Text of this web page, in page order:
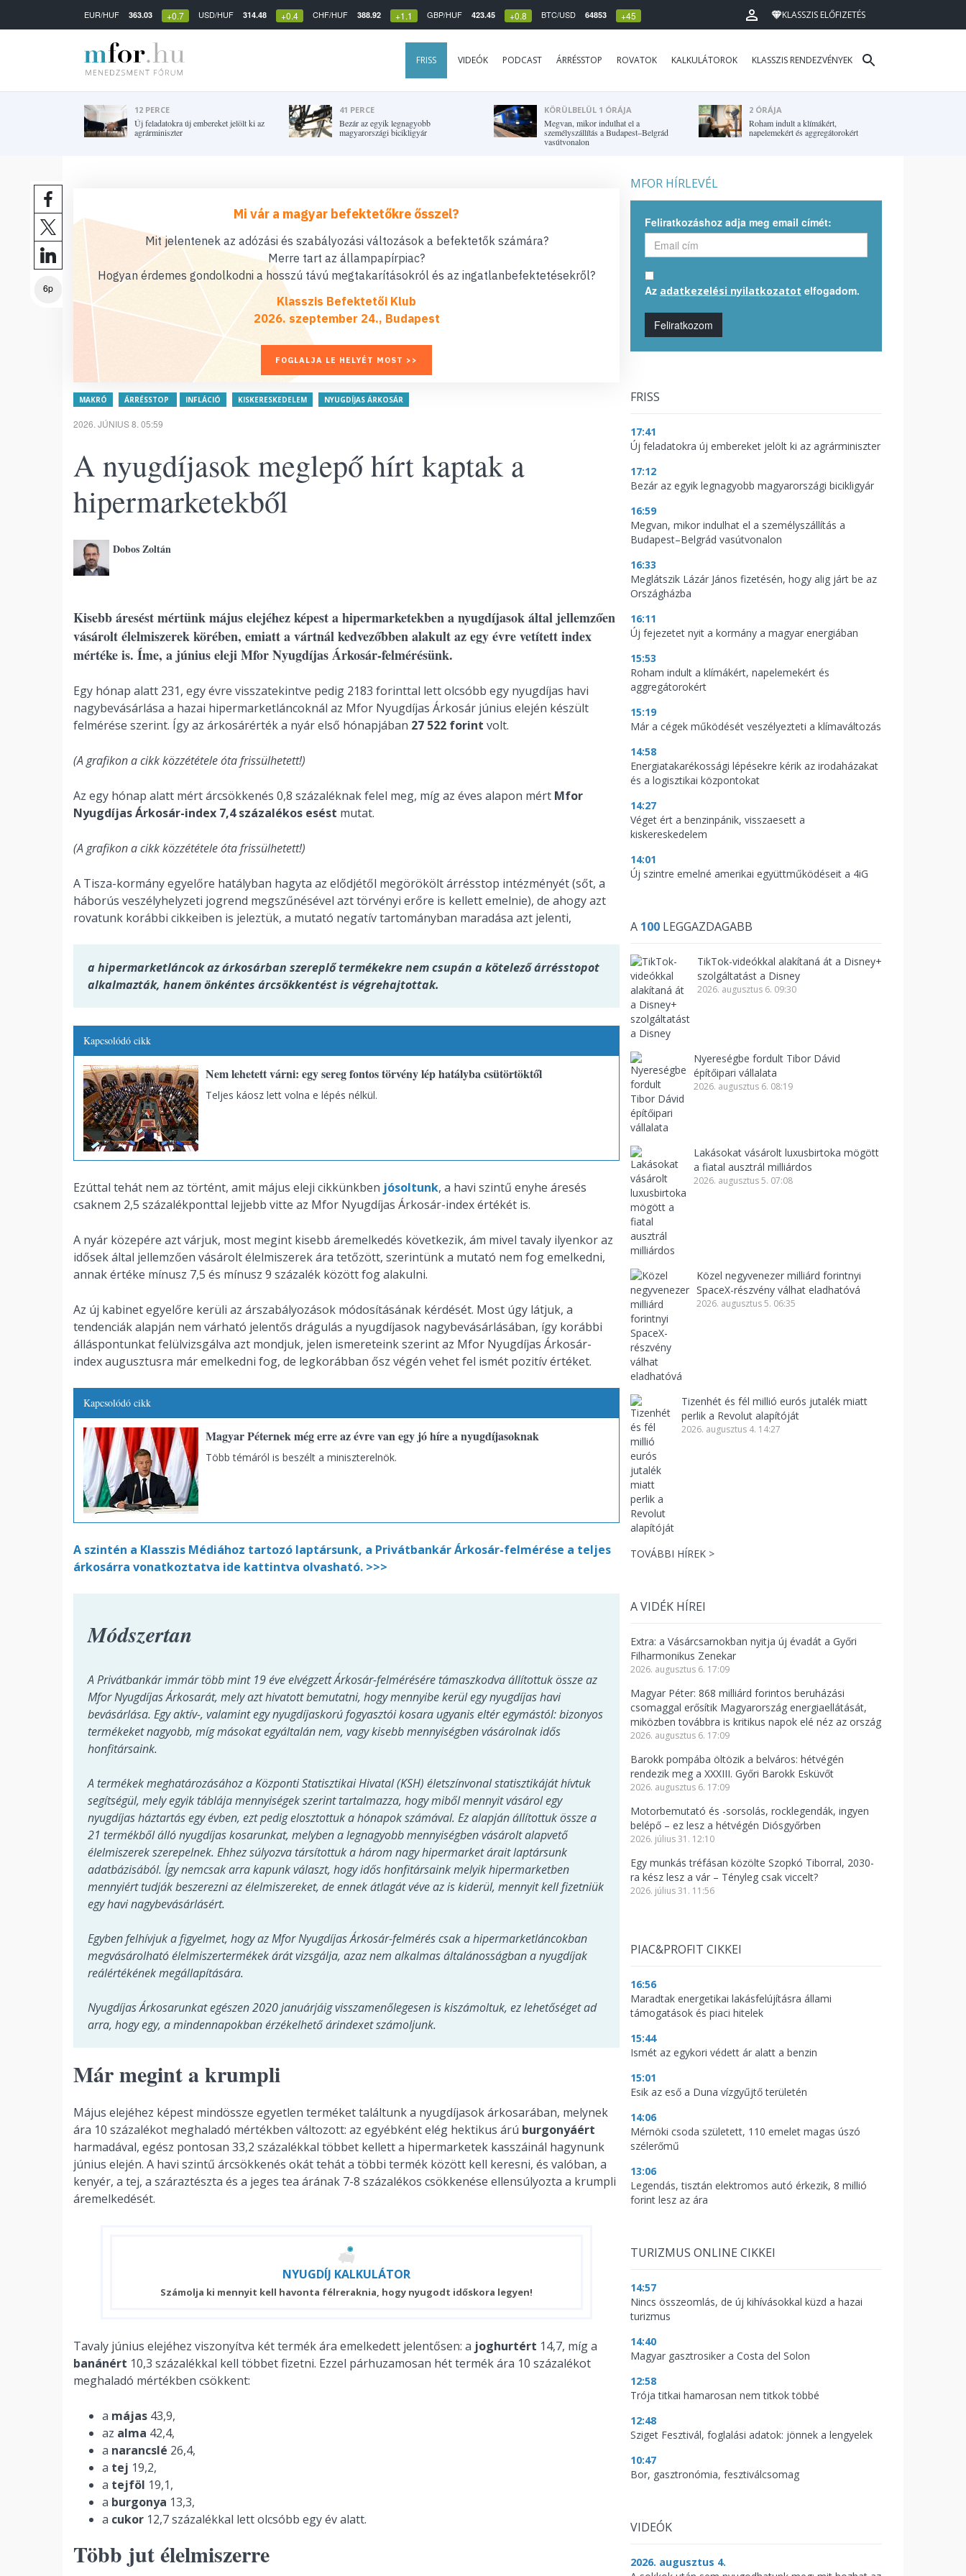
EUR/HUF 363.03 +0.7 USD/HUF 314.48 +0.4 CHF/HUF 388.92 +1.1 GBP/HUF 423.45 +0.8 BTC/USD 64853 +45 KLASSZIS ELŐFIZETÉS
FRISS VIDEÓK PODCAST ÁRRÉSSTOP ROVATOK KALKULÁTOROK KLASSZIS RENDEZVÉNYEK
12 PERCE
Új feladatokra új embereket jelölt ki az
agrárminiszter
41 PERCE
Bezár az egyik legnagyobb
magyarországi bicikligyár
KÖRÜLBELÜL 1 ÓRÁJA
Megvan, mikor indulhat el a
személyszállítás a Budapest–Belgrád
vasútvonalon
2 ÓRÁJA
Roham indult a klímákért,
napelemekért és aggregátorokért
6p
Mi vár a magyar befektetőkre ősszel?
Mit jelentenek az adózási és szabályozási változások a befektetők számára?
Merre tart az állampapírpiac?
Hogyan érdemes gondolkodni a hosszú távú megtakarításokról és az ingatlanbefektetésekről?
Klasszis Befektetői Klub
2026. szeptember 24., Budapest
FOGLALJA LE HELYÉT MOST >>
MAKRÓ ÁRRÉSSTOP INFLÁCIÓ KISKERESKEDELEM NYUGDÍJAS ÁRKOSÁR
2026. JÚNIUS 8. 05:59
A nyugdíjasok meglepő hírt kaptak a
hipermarketekből
Dobos Zoltán
Kisebb áresést mértünk május elejéhez képest a hipermarketekben a nyugdíjasok által jellemzően
vásárolt élelmiszerek körében, emiatt a vártnál kedvezőbben alakult az egy évre vetített index
mértéke is. Íme, a június eleji Mfor Nyugdíjas Árkosár-felmérésünk.
Egy hónap alatt 231, egy évre visszatekintve pedig 2183 forinttal lett olcsóbb egy nyugdíjas havi
nagybevásárlása a hazai hipermarketláncoknál az Mfor Nyugdíjas Árkosár június elején készült
felmérése szerint. Így az árkosárérték a nyár első hónapjában 27 522 forint volt.
(A grafikon a cikk közzététele óta frissülhetett!)
Az egy hónap alatt mért árcsökkenés 0,8 százaléknak felel meg, míg az éves alapon mért Mfor
Nyugdíjas Árkosár-index 7,4 százalékos esést mutat.
(A grafikon a cikk közzététele óta frissülhetett!)
A Tisza-kormány egyelőre hatályban hagyta az elődjétől megörökölt árrésstop intézményét (sőt, a
háborús veszélyhelyzeti jogrend megszűnésével azt törvényi erőre is kellett emelnie), de ahogy azt
rovatunk korábbi cikkeiben is jeleztük, a mutató negatív tartományban maradása azt jelenti,
a hipermarketláncok az árkosárban szereplő termékekre nem csupán a kötelező árrésstopot
alkalmazták, hanem önkéntes árcsökkentést is végrehajtottak.
Kapcsolódó cikk
Nem lehetett várni: egy sereg fontos törvény lép hatályba csütörtöktől
Teljes káosz lett volna e lépés nélkül.
Ezúttal tehát nem az történt, amit május eleji cikkünkben jósoltunk, a havi szintű enyhe áresés
csaknem 2,5 százalékponttal lejjebb vitte az Mfor Nyugdíjas Árkosár-index értékét is.
A nyár közepére azt várjuk, most megint kisebb áremelkedés következik, ám mivel tavaly ilyenkor az
idősek által jellemzően vásárolt élelmiszerek ára tetőzött, szerintünk a mutató nem fog emelkedni,
annak értéke mínusz 7,5 és mínusz 9 százalék között fog alakulni.
Az új kabinet egyelőre kerüli az árszabályozások módosításának kérdését. Most úgy látjuk, a
tendenciák alapján nem várható jelentős drágulás a nyugdíjasok nagybevásárlásában, így korábbi
álláspontunkat felülvizsgálva azt mondjuk, jelen ismereteink szerint az Mfor Nyugdíjas Árkosár-
index augusztusra már emelkedni fog, de legkorábban ősz végén vehet fel ismét pozitív értéket.
Kapcsolódó cikk
Magyar Péternek még erre az évre van egy jó híre a nyugdíjasoknak
Több témáról is beszélt a miniszterelnök.
A szintén a Klasszis Médiához tartozó laptársunk, a Privátbankár Árkosár-felmérése a teljes
árkosárra vonatkoztatva ide kattintva olvasható. >>>
Módszertan
A Privátbankár immár több mint 19 éve elvégzett Árkosár-felmérésére támaszkodva állítottuk össze az
Mfor Nyugdíjas Árkosarát, mely azt hivatott bemutatni, hogy mennyibe kerül egy nyugdíjas havi
bevásárlása. Egy aktív-, valamint egy nyugdíjaskorú fogyasztói kosara ugyanis eltér egymástól: bizonyos
termékeket nagyobb, míg másokat egyáltalán nem, vagy kisebb mennyiségben vásárolnak idős
honfitársaink.
A termékek meghatározásához a Központi Statisztikai Hivatal (KSH) életszínvonal statisztikáját hívtuk
segítségül, mely egyik táblája mennyiségek szerint tartalmazza, hogy miből mennyit vásárol egy
nyugdíjas háztartás egy évben, ezt pedig elosztottuk a hónapok számával. Ez alapján állítottuk össze a
21 termékből álló nyugdíjas kosarunkat, melyben a legnagyobb mennyiségben vásárolt alapvető
élelmiszerek szerepelnek. Ehhez súlyozva társítottuk a három nagy hipermarket árait laptársunk
adatbázisából. Így nemcsak arra kapunk választ, hogy idős honfitársaink melyik hipermarketben
mennyiért tudják beszerezni az élelmiszereket, de ennek átlagát véve az is kiderül, mennyit kell fizetniük
egy havi nagybevásárlásért.
Egyben felhívjuk a figyelmet, hogy az Mfor Nyugdíjas Árkosár-felmérés csak a hipermarketláncokban
megvásárolható élelmiszertermékek árát vizsgálja, azaz nem alkalmas általánosságban a nyugdíjak
reálértékének megállapítására.
Nyugdíjas Árkosarunkat egészen 2020 januárjáig visszamenőlegesen is kiszámoltuk, ez lehetőséget ad
arra, hogy egy, a mindennapokban érzékelhető árindexet számoljunk.
Már megint a krumpli
Május elejéhez képest mindössze egyetlen terméket találtunk a nyugdíjasok árkosarában, melynek
ára 10 százalékot meghaladó mértékben változott: az egyébként elég hektikus árú burgonyáért
harmadával, egész pontosan 33,2 százalékkal többet kellett a hipermarketek kasszáinál hagynunk
június elején. A havi szintű árcsökkenés okát tehát a többi termék között kell keresni, és valóban, a
kenyér, a tej, a száraztészta és a jeges tea árának 7-8 százalékos csökkenése ellensúlyozta a krumpli
áremelkedését.
NYUGDÍJ KALKULÁTOR
Számolja ki mennyit kell havonta félreraknia, hogy nyugodt időskora legyen!
Tavaly június elejéhez viszonyítva két termék ára emelkedett jelentősen: a joghurtért 14,7, míg a
banánért 10,3 százalékkal kell többet fizetni. Ezzel párhuzamosan hét termék ára 10 százalékot
meghaladó mértékben csökkent:
a májas 43,9,
az alma 42,4,
a narancslé 26,4,
a tej 19,2,
a tejföl 19,1,
a burgonya 13,3,
a cukor 12,7 százalékkal lett olcsóbb egy év alatt.
Több jut élelmiszerre
MFOR HÍRLEVÉL
Feliratkozáshoz adja meg email címét:
Az adatkezelési nyilatkozatot elfogadom.
Feliratkozom
FRISS
17:41
Új feladatokra új embereket jelölt ki az agrárminiszter
17:12
Bezár az egyik legnagyobb magyarországi bicikligyár
16:59
Megvan, mikor indulhat el a személyszállítás a
Budapest–Belgrád vasútvonalon
16:33
Meglátszik Lázár János fizetésén, hogy alig járt be az
Országházba
16:11
Új fejezetet nyit a kormány a magyar energiában
15:53
Roham indult a klímákért, napelemekért és
aggregátorokért
15:19
Már a cégek működését veszélyezteti a klímaváltozás
14:58
Energiatakarékossági lépésekre kérik az irodaházakat
és a logisztikai központokat
14:27
Véget ért a benzinpánik, visszaesett a
kiskereskedelem
14:01
Új szintre emelné amerikai együttműködéseit a 4iG
A 100 LEGGAZDAGABB
TikTok-videókkal alakítaná át a Disney+
szolgáltatást a Disney
2026. augusztus 6. 09:30
Nyereségbe fordult Tibor Dávid
építőipari vállalata
2026. augusztus 6. 08:19
Lakásokat vásárolt luxusbirtoka mögött
a fiatal ausztrál milliárdos
2026. augusztus 5. 07:08
Közel negyvenezer milliárd forintnyi
SpaceX-részvény válhat eladhatóvá
2026. augusztus 5. 06:35
Tizenhét és fél millió eurós jutalék miatt
perlik a Revolut alapítóját
2026. augusztus 4. 14:27
TOVÁBBI HÍREK >
A VIDÉK HÍREI
Extra: a Vásárcsarnokban nyitja új évadát a Győri
Filharmonikus Zenekar
2026. augusztus 6. 17:09
Magyar Péter: 868 milliárd forintos beruházási
csomaggal erősítik Magyarország energiaellátását,
miközben továbbra is kritikus napok elé néz az ország
2026. augusztus 6. 17:09
Barokk pompába öltözik a belváros: hétvégén
rendezik meg a XXXIII. Győri Barokk Esküvőt
2026. augusztus 6. 17:09
Motorbemutató és -sorsolás, rocklegendák, ingyen
belépő – ez lesz a hétvégén Diósgyőrben
2026. július 31. 12:10
Egy munkás tréfásan közölte Szopkó Tiborral, 2030-
ra kész lesz a vár – Tényleg csak viccelt?
2026. július 31. 11:56
PIAC&PROFIT CIKKEI
16:56
Maradtak energetikai lakásfelújításra állami
támogatások és piaci hitelek
15:44
Ismét az egykori védett ár alatt a benzin
15:01
Esik az eső a Duna vízgyűjtő területén
14:06
Mérnöki csoda született, 110 emelet magas úszó
szélerőmű
13:06
Legendás, tisztán elektromos autó érkezik, 8 millió
forint lesz az ára
TURIZMUS ONLINE CIKKEI
14:57
Nincs összeomlás, de új kihívásokkal küzd a hazai
turizmus
14:40
Magyar gasztrosiker a Costa del Solon
12:58
Trója titkai hamarosan nem titkok többé
12:48
Sziget Fesztivál, foglalási adatok: jönnek a lengyelek
10:47
Bor, gasztronómia, fesztiválcsomag
VIDEÓK
2026. augusztus 4.